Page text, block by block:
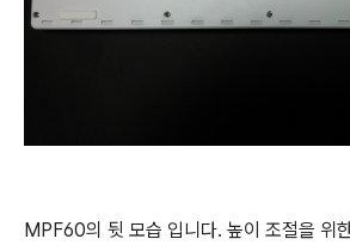
MPF60의 뒷 모습 입니다. 높이 조절을 위